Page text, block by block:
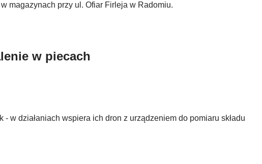
magazynach przy ul. Ofiar Firleja w Radomiu.
w piecach
w działaniach wspiera ich dron z urządzeniem do pomiaru składu